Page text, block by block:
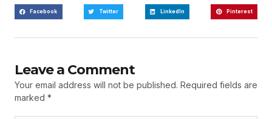
Facebook Twitter LinkedIn Pinterest
Leave a Comment
Your email address will not be published. Required fields are
marked *